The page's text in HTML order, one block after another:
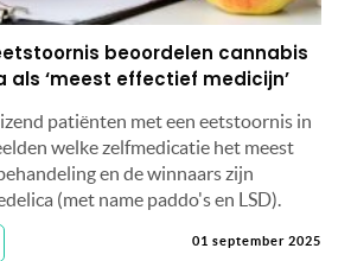
beoordelen cannabis
als ‘meest effectief medicijn’
patiënten met een eetstoornis in
welke zelfmedicatie het meest
en de winnaars zijn
(met name paddo's en LSD).
01 september 2025